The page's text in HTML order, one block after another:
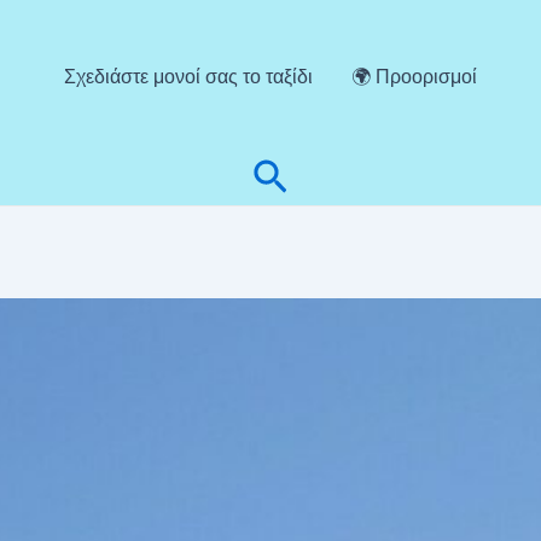
Σχεδιάστε μονοί σας το ταξίδι 🌍 Προορισμοί
Αναζήτηση